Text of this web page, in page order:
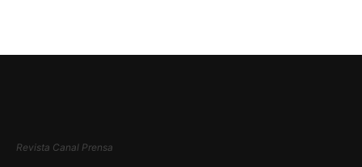
Revista Canal Prensa